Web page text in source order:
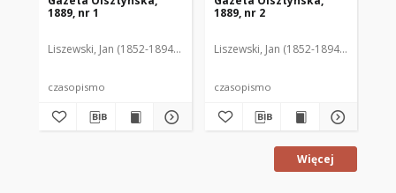
1889, nr 1
Liszewski, Jan (1852-1894). Red.
czasopismo
1889, nr 2
Liszewski, Jan (1852-1894). Red.
czasopismo
Więcej